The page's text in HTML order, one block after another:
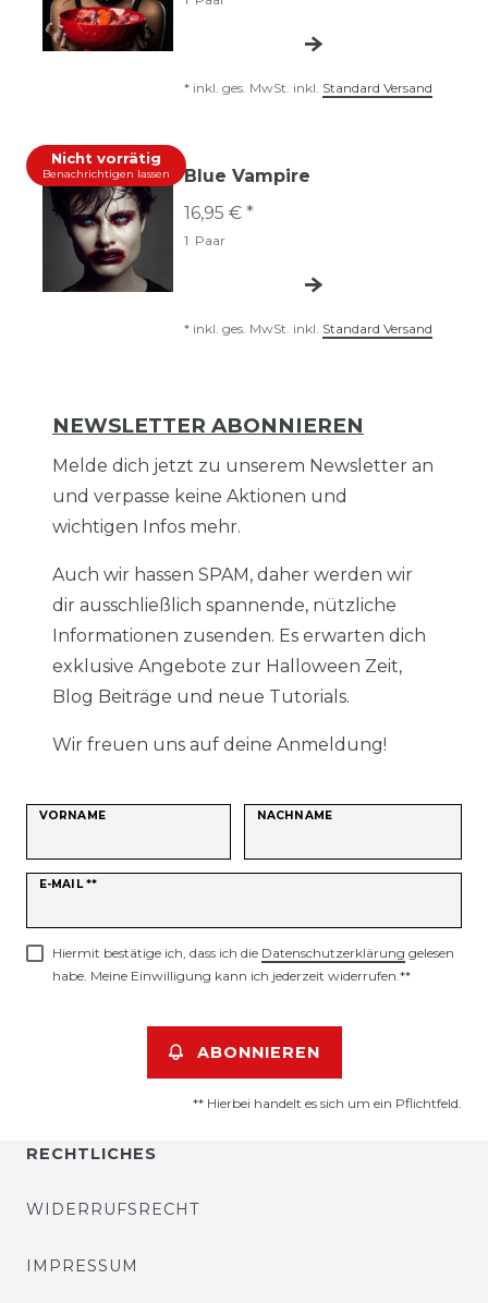
* inkl. ges. MwSt. inkl. Standard Versand
Nicht vorrätig
Benachrichtigen lassen
Blue Vampire
16,95 € *
1 Paar
* inkl. ges. MwSt. inkl. Standard Versand
NEWSLETTER ABONNIEREN
Melde dich jetzt zu unserem Newsletter an
und verpasse keine Aktionen und
wichtigen Infos mehr.
Auch wir hassen SPAM, daher werden wir
dir ausschließlich spannende, nützliche
Informationen zusenden. Es erwarten dich
exklusive Angebote zur Halloween Zeit,
Blog Beiträge und neue Tutorials.
Wir freuen uns auf deine Anmeldung!
VORNAME NACHNAME
E-MAIL **
Newsletter
Hiermit bestätige ich, dass ich die Daten­schutz­erklärung gelesen
habe. Meine Einwilligung kann ich jederzeit widerrufen.**
ABONNIEREN
** Hierbei handelt es sich um ein Pflichtfeld.
RECHTLICHES
WIDERRUFSRECHT
IMPRESSUM